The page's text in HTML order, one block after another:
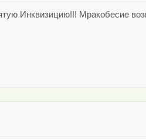
Инквизицию!!! Мракобесие